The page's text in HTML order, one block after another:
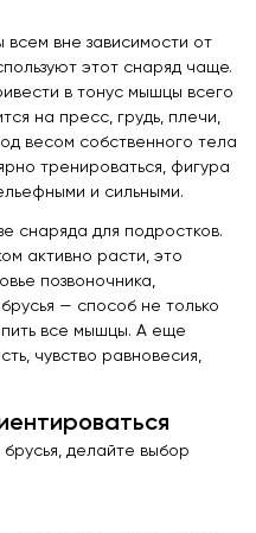
всем вне зависимости от
этот снаряд чаще.
в тонус мышцы всего
на пресс, грудь, плечи,
весом собственного тела
тренироваться, фигура
и сильными.
снаряда для подростков.
активно расти, это
позвоночника,
— способ не только
все мышцы. А еще
чувство равновесия,
делайте выбор